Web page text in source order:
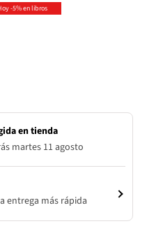
-5% en libros
en tienda
martes 11 agosto
entrega más rápida